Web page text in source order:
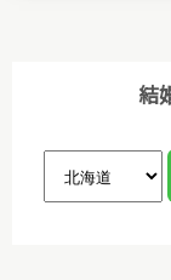
利用目的を
ます。
結